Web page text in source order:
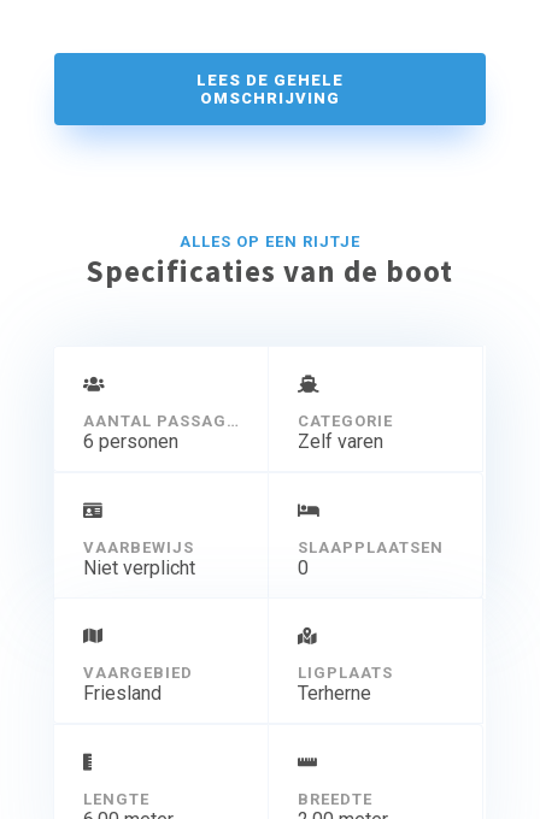
pk.
LEES DE GEHELE
OMSCHRIJVING
ALLES OP EEN RIJTJE
Specificaties van de boot
AANTAL PASSAGIERS
6 personen
CATEGORIE
Zelf varen
VAARBEWIJS
Niet verplicht
SLAAPPLAATSEN
0
VAARGEBIED
Friesland
LIGPLAATS
Terherne
LENGTE BREEDTE